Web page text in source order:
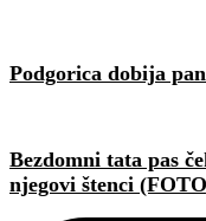
Podgorica dobija
Bezdomni tata pas
njegovi štenci